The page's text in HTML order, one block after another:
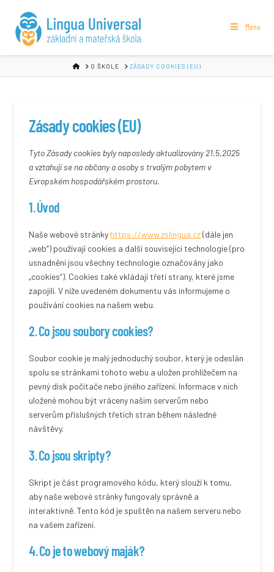
Menu
HOMEO ŠKOLE ZÁSADY COOKIES (EU)
Zásady cookies (EU)
Tyto Zásady cookies byly naposledy aktualizovány 21.5.2025
a vztahují se na občany a osoby s trvalým pobytem v
Evropském hospodářském prostoru.
1. Úvod
Naše webové stránky https://www.zslingua.cz(dále jen
„web“) používají cookies a další související technologie (pro
usnadnění jsou všechny technologie označovány jako
„cookies“). Cookies také vkládají třetí strany, které jsme
zapojili. V níže uvedeném dokumentu vás informujeme o
používání cookies na našem webu.
2. Co jsou soubory cookies?
Soubor cookie je malý jednoduchý soubor, který je odeslán
spolu se stránkami tohoto webu a uložen prohlížečem na
pevný disk počítače nebo jiného zařízení. Informace v nich
uložené mohou být vráceny našim serverům nebo
serverům příslušných třetích stran během následné
návštěvy.
3. Co jsou skripty?
Skript je část programového kódu, který slouží k tomu,
aby naše webové stránky fungovaly správně a
interaktivně. Tento kód je spuštěn na našem serveru nebo
na vašem zařízení.
4. Co je to webový maják?